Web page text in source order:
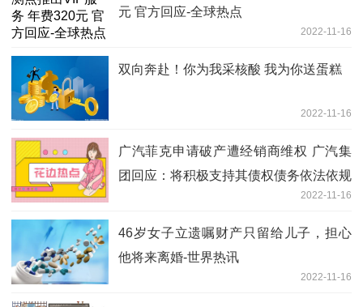
元 官方回应-全球热点
2022-11-16
双向奔赴！你为我采核酸 我为你送蛋糕
2022-11-16
广汽菲克申请破产遭经销商维权 广汽集
团回应：将积极支持其债权债务依法依规
2022-11-16
46岁女子立遗嘱财产只留给儿子，担心
他将来离婚-世界热讯
2022-11-16